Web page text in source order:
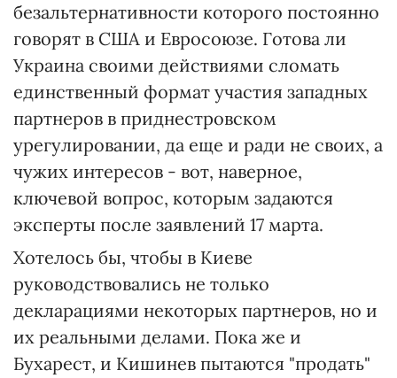
безальтернативности которого постоянно
говорят в США и Евросоюзе. Готова ли
Украина своими действиями сломать
единственный формат участия западных
партнеров в приднестровском
урегулировании, да еще и ради не своих, а
чужих интересов - вот, наверное,
ключевой вопрос, которым задаются
эксперты после заявлений 17 марта.
Хотелось бы, чтобы в Киеве
руководствовались не только
декларациями некоторых партнеров, но и
их реальными делами. Пока же и
Бухарест, и Кишинев пытаются "продать"